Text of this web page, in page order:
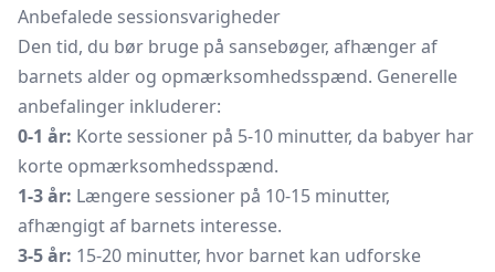
Anbefalede sessionsvarigheder
Den tid, du bør bruge på sansebøger, afhænger af
barnets alder og opmærksomhedsspænd. Generelle
anbefalinger inkluderer:
0-1 år: Korte sessioner på 5-10 minutter, da babyer har
korte opmærksomhedsspænd.
1-3 år: Længere sessioner på 10-15 minutter,
afhængigt af barnets interesse.
3-5 år: 15-20 minutter, hvor barnet kan udforske